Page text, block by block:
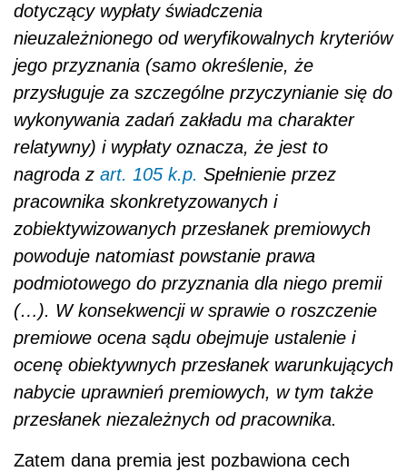
dotyczący wypłaty świadczenia
nieuzależnionego od weryfikowalnych kryteriów
jego przyznania (samo określenie, że
przysługuje za szczególne przyczynianie się do
wykonywania zadań zakładu ma charakter
relatywny) i wypłaty oznacza, że jest to
nagroda z art. 105 k.p. Spełnienie przez
pracownika skonkretyzowanych i
zobiektywizowanych przesłanek premiowych
powoduje natomiast powstanie prawa
podmiotowego do przyznania dla niego premii
(…). W konsekwencji w sprawie o roszczenie
premiowe ocena sądu obejmuje ustalenie i
ocenę obiektywnych przesłanek warunkujących
nabycie uprawnień premiowych, w tym także
przesłanek niezależnych od pracownika.
Zatem dana premia jest pozbawiona cech